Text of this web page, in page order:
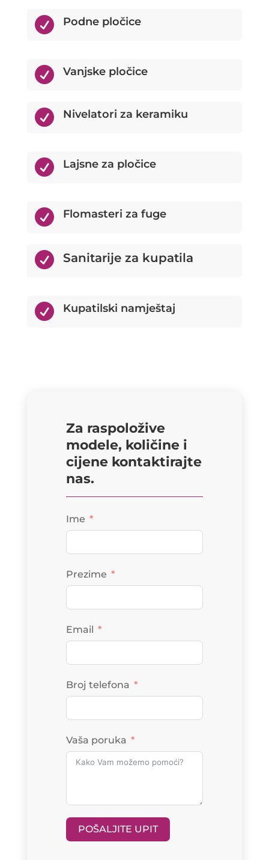
 Podne pločice
 Vanjske pločice
 Nivelatori za keramiku
 Lajsne za pločice
 Flomasteri za fuge
 Sanitarije za kupatila
 Kupatilski namještaj
Za raspoložive
modele, količine i
cijene kontaktirajte
nas.
Ime
Prezime
Email
Broj telefona
Vaša poruka
POŠALJITE UPIT